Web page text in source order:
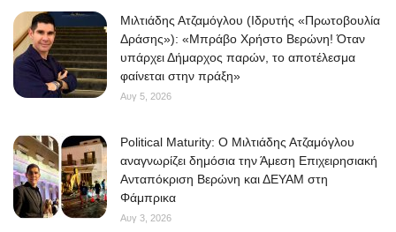
Μιλτιάδης Ατζαμόγλου (Ιδρυτής «Πρωτοβουλία
Δράσης»): «Μπράβο Χρήστο Βερώνη! Όταν
υπάρχει Δήμαρχος παρών, το αποτέλεσμα
φαίνεται στην πράξη»
Αυγ 5, 2026
Political Maturity: Ο Μιλτιάδης Ατζαμόγλου
αναγνωρίζει δημόσια την Άμεση Επιχειρησιακή
Ανταπόκριση Βερώνη και ΔΕΥΑΜ στη
Φάμπρικα
Αυγ 3, 2026